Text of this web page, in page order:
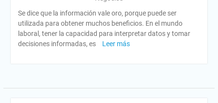
Se dice que la información vale oro, porque puede ser
utilizada para obtener muchos beneficios. En el mundo
laboral, tener la capacidad para interpretar datos y tomar
decisiones informadas, es
Leer más